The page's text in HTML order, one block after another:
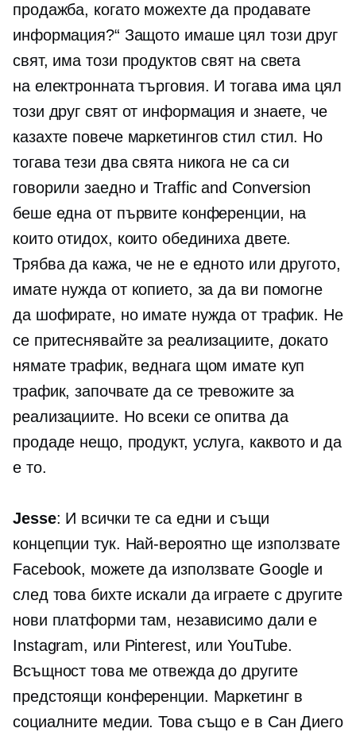
продажба, когато можехте да продавате
информация?“ Защото имаше цял този друг
свят, има този продуктов свят на света
на електронната търговия. И тогава има цял
този друг свят от информация и знаете, че
казахте повече маркетингов стил стил. Но
тогава тези два свята никога не са си
говорили заедно и Traffic and Conversion
беше една от първите конференции, на
които отидох, които обединиха двете.
Трябва да кажа, че не е едното или другото,
имате нужда от копието, за да ви помогне
да шофирате, но имате нужда от трафик. Не
се притеснявайте за реализациите, докато
нямате трафик, веднага щом имате куп
трафик, започвате да се тревожите за
реализациите. Но всеки се опитва да
продаде нещо, продукт, услуга, каквото и да
е то.
Jesse: И всички те са едни и същи
концепции тук. Най-вероятно ще използвате
Facebook, можете да използвате Google и
след това бихте искали да играете с другите
нови платформи там, независимо дали е
Instagram, или Pinterest, или YouTube.
Всъщност това ме отвежда до другите
предстоящи конференции. Маркетинг в
социалните медии. Това също е в Сан Диего